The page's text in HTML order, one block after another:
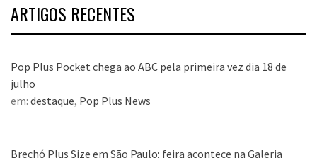
ARTIGOS RECENTES
Pop Plus Pocket chega ao ABC pela primeira vez dia 18 de
julho
em: destaque, Pop Plus News
Brechó Plus Size em São Paulo: feira acontece na Galeria